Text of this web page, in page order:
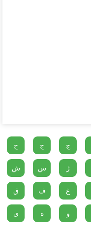
ج چ ح
ژ س ش
غ ف ق
و ه ی